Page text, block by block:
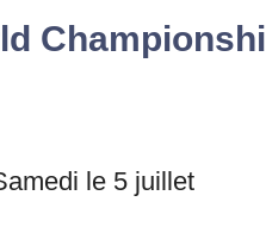
le 5 juillet